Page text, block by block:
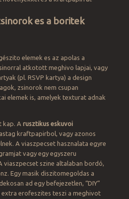
es a boritek
elemek es az apolas a
atkotott meghivo lapjai, vagy
(pl. RSVP kartya) a design
zsinorok nem csupan
elemek is, amelyek texturat adnak
kap. A rusztikus eskuvoi
kraftpapirbol, vagy azonos
A viaszpecset hasznalata egyre
vagy egy egyszeru
szine altalaban bordó,
Egy masik diszitomegoldas a
ad egy befejezetlen, “DIY”
extra erofeszites teszi a meghivot